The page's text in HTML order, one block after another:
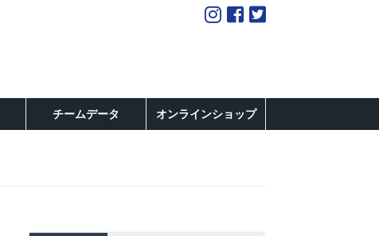
チームデータ オンラインショップ